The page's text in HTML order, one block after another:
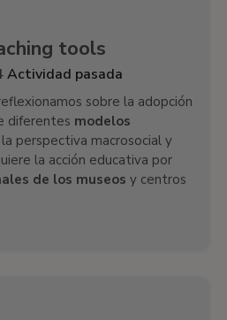
tools
Actividad pasada
sobre la adopción
diferentes modelos
perspectiva macrosocial y
la acción educativa por
de los museos y centros